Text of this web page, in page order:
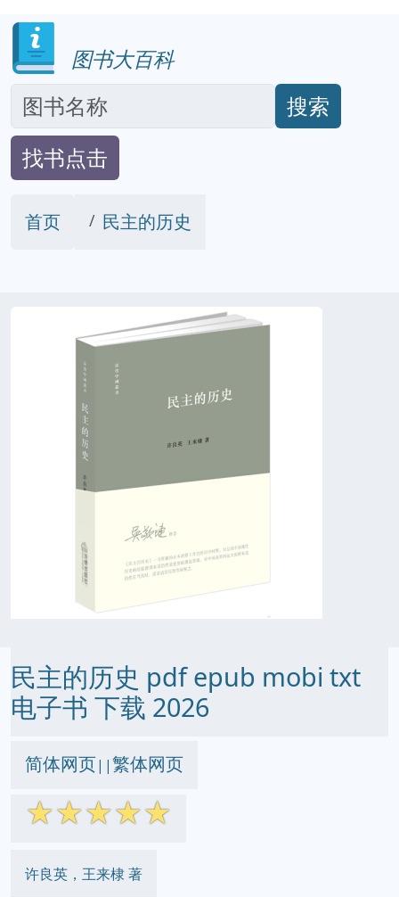
图书大百科
搜索
找书点击
首页 民主的历史
民主的历史 pdf epub mobi txt
电子书 下载 2026
简体网页||繁体网页
☆☆☆☆☆
许良英，王来棣 著